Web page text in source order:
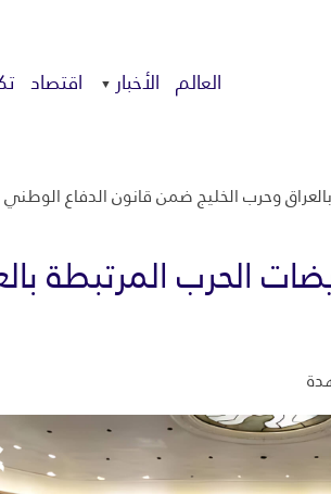
العالم الأخبار اقتصاد
وحرب الخليج ضمن قانون الدفاع الوطني
الحرب المرتبطة